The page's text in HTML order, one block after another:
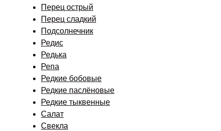
Перец острый
Перец сладкий
Подсолнечник
Редис
Редька
Репа
Редкие бобовые
Редкие паслёновые
Редкие тыквенные
Салат
Свекла